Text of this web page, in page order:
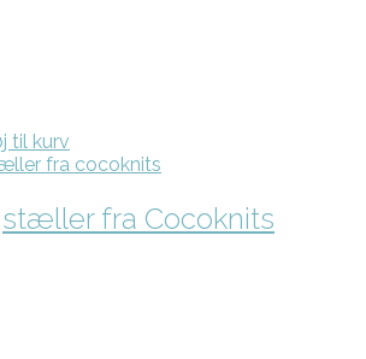
til kurv
fra Cocoknits